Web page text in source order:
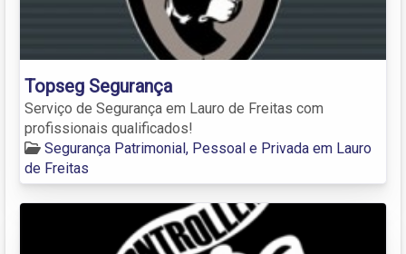
Topseg Segurança
Serviço de Segurança em Lauro de Freitas com
profissionais qualificados!
Segurança Patrimonial, Pessoal e Privada em Lauro
de Freitas